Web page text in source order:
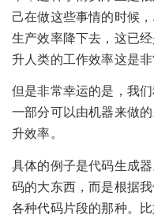
己在做这些事情的时候
生产效率降下去，这已
升人类的工作效率这是非
但是非常幸运的是，我
一部分可以由机器来做
升效率。
具体的例子是代码生成
码的大东西，而是根据
各种代码片段的那种。